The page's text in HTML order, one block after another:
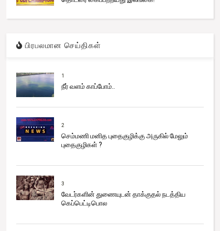
பிரபலமான செய்திகள்
1
நீர் வளம் காப்போம்..
2
செம்மணி மனித புதைகுழிக்கு அருகில் மேலும்
புதைகுழிகள் ?
3
வேடர்களின் துணையுடன் தாக்குதல் நடத்திய
கெப்பெட்டிபொல